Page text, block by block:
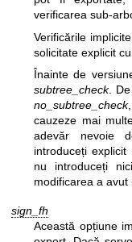
verificarea sub-
Verificările
solicitate explicit cu
Înainte de
subtree_check.
no_subtree_check
cauzeze mai
adevăr nevoie
introduceți
nu introduceți
modificarea a avut
sign_fh
Această opțiune